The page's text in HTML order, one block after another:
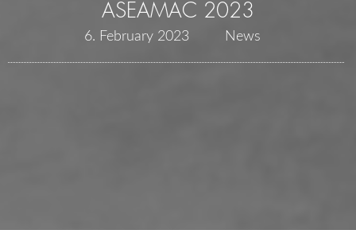
ASEAMAC 2023
6. February 2023 News